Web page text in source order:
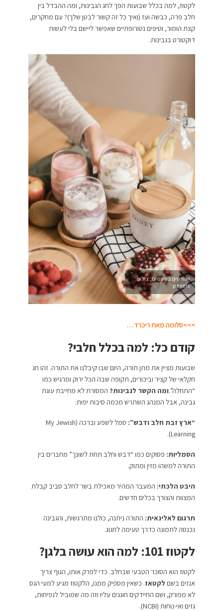
לקטוז, למה בכלל שבועות הפך לחג הגבינות, ומה ההבדל בין
חלב פרה, כבשה ועז (ואיך כל זה קשור לבטן שלך)? עם מחקרים,
קצת הומור, וטיפים נטורופתיים שאפשר ליישם בלי לעשות
דוקטורט בגבינות.
יוגורטים בטעמים, צילום:
pexels
>>>סלומה מאת ריכרד…
קודם כל: למה בכלל חלבי?
שבועות מציין את מתן תורה, היום שבו קיבלנו את התורה. זהו חג
חקלאי של קציר וביכורים, תקופה שבה הכל ירוק ומרגיש כמו
“התחלה”.ומה הקשר לגבינות? המסורת לא מחייבת עוגת
גבינה, אבל המנהג השתרש מכמה סיבות יפות:
“ארץ זבת חלב ודבש”:
סמל לשפע וברכה (My Jewish
Learning).
הסמליות: פסוקים כמו “דבש וחלב תחת לשונך” מחברים בין
התורה למשהו מזין ומתוק.
היבט הלכתי: המעבר המהיר מאכילת בשר לחלב סביב קבלת
המצוות והצורך בכלים חדשים.
תרגום לאלינאית: התורה ניתנה, כולנו מתרגשות, והגבינה
נכנסה לתמונה כדרך טעימה לחגוג.
לקטוז 101: למה הוא עושה בלגן?
לקטוז הוא הסוכר הטבעי שבחלב. כדי לפרק אותו, הגוף צריך
אנזים בשם לקטאז. כשאין מספיק ממנו, הלקטוז מגיע למעי הגס
לא מפורק, ושם החיידקים חוגגים עליו וזה מה שמוביל לנפיחות,
גזים ואי-נוחות (NCBI).